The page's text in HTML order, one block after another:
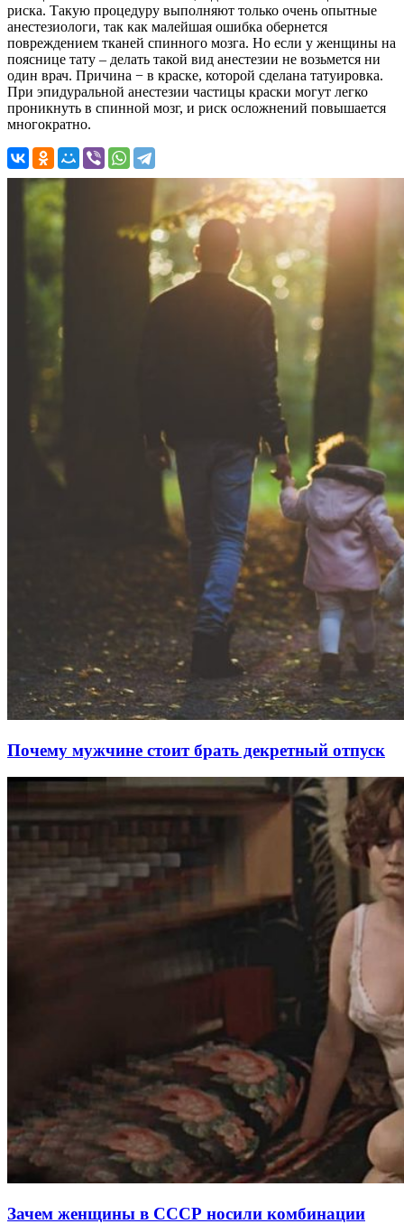
риска. Такую процедуру выполняют только очень опытные
анестезиологи, так как малейшая ошибка обернется
повреждением тканей спинного мозга. Но если у женщины на
пояснице тату – делать такой вид анестезии не возьмется ни
один врач. Причина − в краске, которой сделана татуировка.
При эпидуральной анестезии частицы краски могут легко
проникнуть в спинной мозг, и риск осложнений повышается
многократно.
Почему мужчине стоит брать декретный отпуск
Зачем женщины в СССР носили комбинации